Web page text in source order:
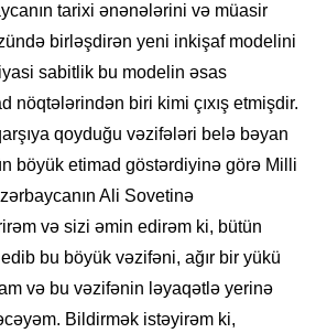
tarixi ənənələrini və müasir
birləşdirən yeni inkişaf modelini
sabitlik bu modelin əsas
nöqtələrindən biri kimi çıxış etmişdir.
qoyduğu vəzifələri belə bəyan
böyük etimad göstərdiyinə görə Milli
Ali Sovetinə
və sizi əmin edirəm ki, bütün
bu böyük vəzifəni, ağır bir yükü
və bu vəzifənin ləyaqətlə yerinə
Bildirmək istəyirəm ki,